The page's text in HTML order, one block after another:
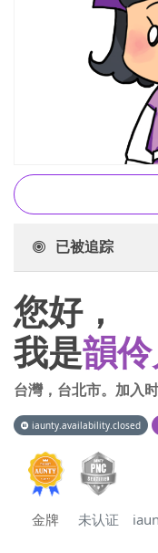
已被追踪
您好，
我是韻
台灣， 台北市。加入
iaunty.availability.closed
金牌 未认证